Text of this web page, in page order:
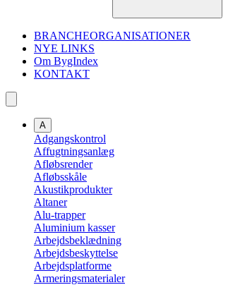
BRANCHEORGANISATIONER
NYE LINKS
Om BygIndex
KONTAKT
A
Adgangskontrol
Affugtningsanlæg
Afløbsrender
Afløbsskåle
Akustikprodukter
Altaner
Alu-trapper
Aluminium kasser
Arbejdsbeklædning
Arbejdsbeskyttelse
Arbejdsplatforme
Armeringsmaterialer